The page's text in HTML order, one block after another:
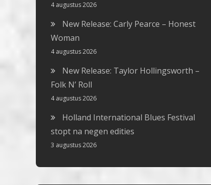
4 augustus 2026
New Release: Carly Pearce – Honest
Woman
4 augustus 2026
New Release: Taylor Hollingsworth –
Folk N’ Roll
4 augustus 2026
Holland International Blues Festival
stopt na negen edities
3 augustus 2026